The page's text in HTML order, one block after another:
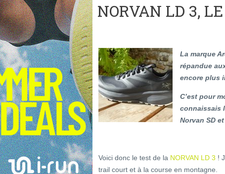
NORVAN LD 3,
La marque
répandue
encore plus
C’est pour
connaissais
Norvan SD et
Voici donc le test de la NORVAN LD 3 !
trail court et à la course en montagne.